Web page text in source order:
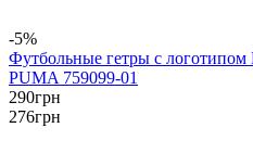
-5%
Футбольные гетры с
PUMA 759099-01
290грн
276грн